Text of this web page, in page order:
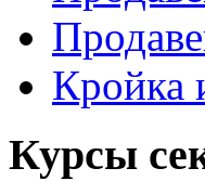
Кройка
Курсы